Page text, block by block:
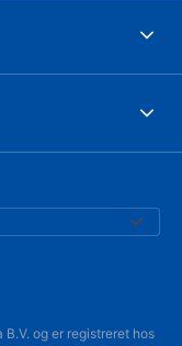
og er registreret hos